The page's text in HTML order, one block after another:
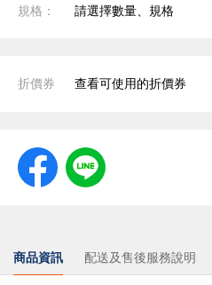
規格： 請選擇數量、規格
折價券 查看可使用的折價券
商品資訊 配送及售後服務說明